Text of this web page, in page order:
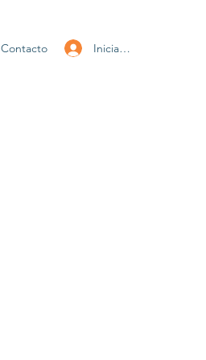
Iniciar sesión
Contacto